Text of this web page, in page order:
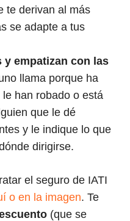
te derivan al más
se adapte a tus
y empatizan con las
llama porque ha
han robado o está
que le dé
y le indique lo que
dirigirse.
el seguro de IATI
o en la imagen. Te
(que se